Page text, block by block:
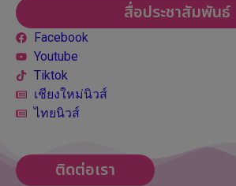
สื่อประชาสัมพันธ์
Facebook
Youtube
Tiktok
เชียงใหม่นิวส์
ไทยนิวส์
ติดต่อเรา